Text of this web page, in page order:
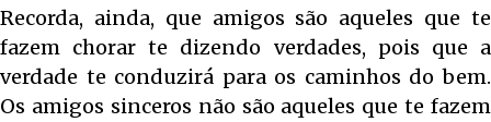
Recorda, ainda, que amigos são aqueles que te
fazem chorar te dizendo verdades, pois que a
verdade te conduzirá para os caminhos do bem.
Os amigos sinceros não são aqueles que te fazem